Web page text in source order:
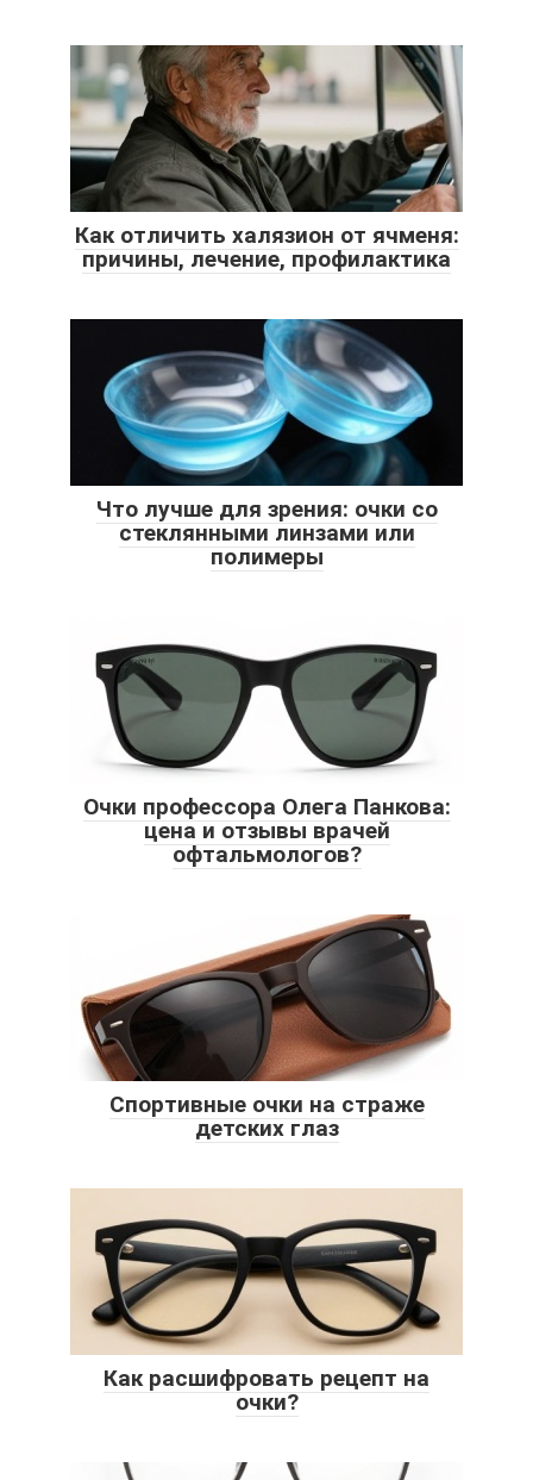
Как отличить халязион от ячменя:
причины, лечение, профилактика
Что лучше для зрения: очки со
стеклянными линзами или
полимеры
Очки профессора Олега Панкова:
цена и отзывы врачей
офтальмологов?
Спортивные очки на страже
детских глаз
Как расшифровать рецепт на
очки?